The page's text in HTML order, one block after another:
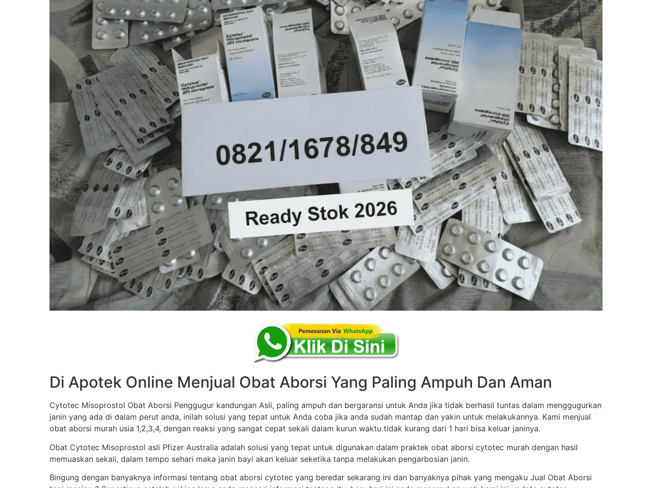
Di Apotek Online Menjual Obat Aborsi Yang Paling Ampuh Dan Aman
Cytotec Misoprostol Obat Aborsi Penggugur kandungan Asli, paling ampuh dan bergaransi untuk Anda jika tidak berhasil tuntas dalam menggugurkan
janin yang ada di dalam perut anda, inilah solusi yang tepat untuk Anda coba jika anda sudah mantap dan yakin untuk melakukannya. Kami menjual
obat aborsi murah usia 1,2,3,4, dengan reaksi yang sangat cepat sekali dalam kurun waktu tidak kurang dari 1 hari bisa keluar janinya.
Obat Cytotec Misoprostol asli Pfizer Australia adalah solusi yang tepat untuk digunakan dalam praktek obat aborsi cytotec murah dengan hasil
memuaskan sekali, dalam tempo sehari maka janin bayi akan keluar seketika tanpa melakukan pengarbosian janin.
Bingung dengan banyaknya informasi tentang obat aborsi cytotec yang beredar sekarang ini dan banyaknya pihak yang mengaku Jual Obat Aborsi